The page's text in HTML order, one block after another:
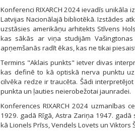
Konferenci RIXARCH 2024 ievadīs unikāla
Latvijas Nacionālajā bibliotēkā. Izstādes
uzstāsies amerikāņu arhitekts Stīvens
kas sākās ar viņa studijām
apņemšanās radīt ēkas, kas ne tikai
Termins "Aklais punkts" ietver divas
kas definē to kā optiskā nerva punktu
cilvēka redze ir traucēta. Šādi
punkta un ļauties neierobežotai jaunradei.
Konferences RIXARCH 2024 uzmanības
1929. gadā Rīgā, Astra Zariņa 1947.
kā Lionels Prīss, Vendels Lovets un